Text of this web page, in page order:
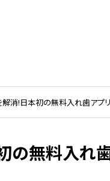
消!日本初の無料入れ歯アプ
無料入れ